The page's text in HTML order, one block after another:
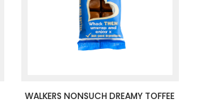
WALKERS NONSUCH DREAMY TOFFEE